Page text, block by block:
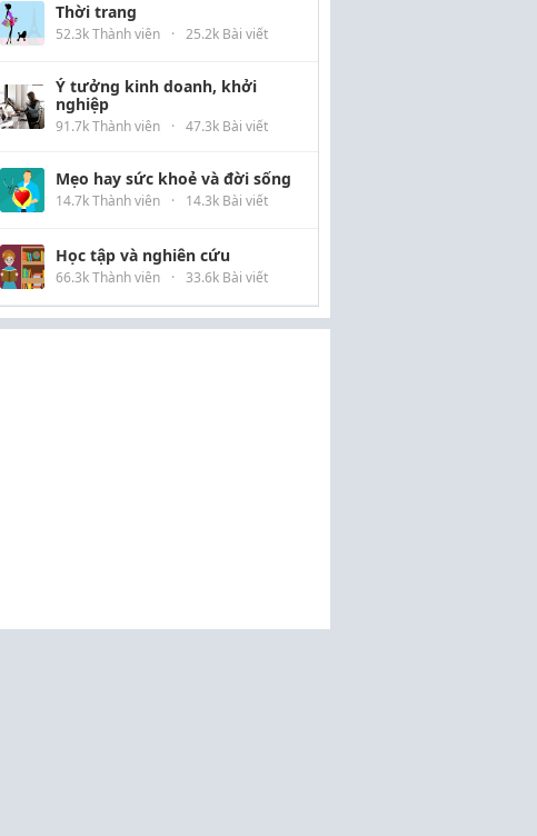
Thời trang
52.3k Thành viên · 25.2k Bài viết
Ý tưởng kinh doanh, khởi
nghiệp
91.7k Thành viên · 47.3k Bài viết
Mẹo hay sức khoẻ và đời sống
14.7k Thành viên · 14.3k Bài viết
Học tập và nghiên cứu
66.3k Thành viên · 33.6k Bài viết